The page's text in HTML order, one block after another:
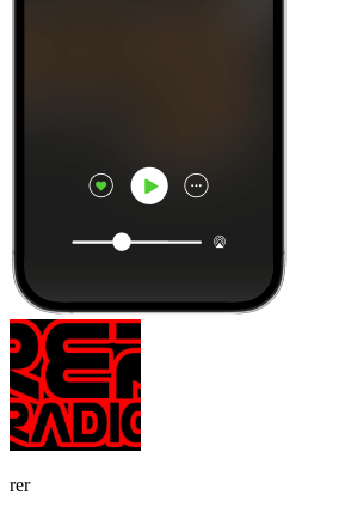
rer